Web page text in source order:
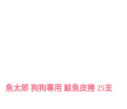
魚太郎 狗狗專用 鮭魚皮捲 25支